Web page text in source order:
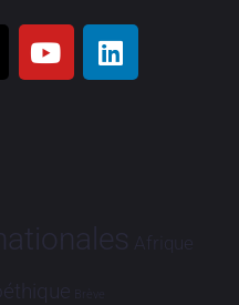
Afrique
Brève